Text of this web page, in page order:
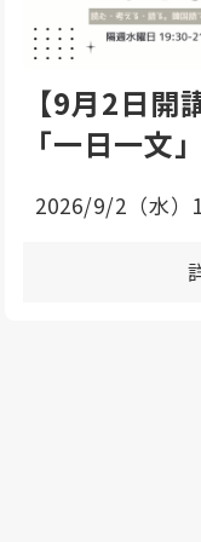
【9月2日開
「一日一文
2026/9/2（水）